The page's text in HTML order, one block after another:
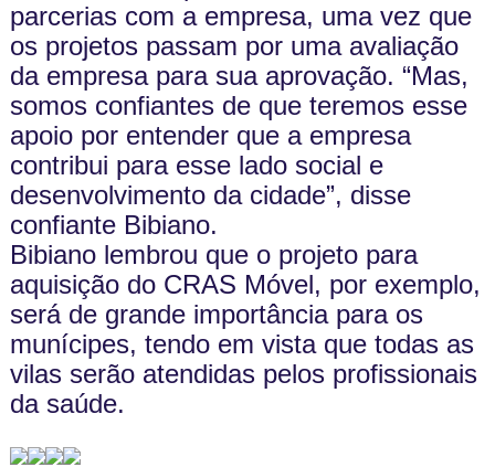
parcerias com a empresa, uma vez que
os projetos passam por uma avaliação
da empresa para sua aprovação. “Mas,
somos confiantes de que teremos esse
apoio por entender que a empresa
contribui para esse lado social e
desenvolvimento da cidade”, disse
confiante Bibiano.
Bibiano lembrou que o projeto para
aquisição do CRAS Móvel, por exemplo,
será de grande importância para os
munícipes, tendo em vista que todas as
vilas serão atendidas pelos profissionais
da saúde.